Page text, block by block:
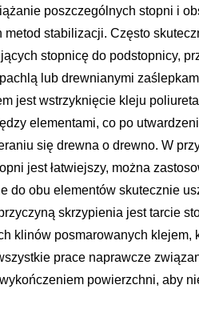
poszczególnych stopni i
stabilizacji. Często
stopnicę do podstopnicy,
lub drewnianymi
jest wstrzyknięcie kleju
elementami, co po
się drewna o drewno. W
jest łatwiejszy, można
do obu elementów skutecznie
skrzypienia jest tarcie
klinów posmarowanych klejem,
prace naprawcze
powierzchni, aby